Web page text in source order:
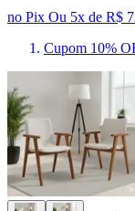
no Pix Ou 5x de R$
Cupom 10%